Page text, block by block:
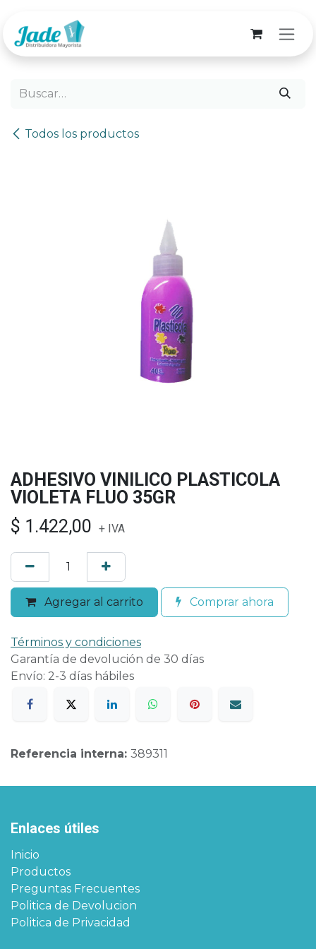
Todos los productos
ADHESIVO VINILICO PLASTICOLA
VIOLETA FLUO 35GR
$ 1.422,00 + IVA
Agregar al carrito Comprar ahora
Términos y condiciones
Garantía de devolución de 30 días
Envío: 2-3 días hábiles
Referencia interna: 389311
Enlaces útiles
Inicio
Productos
Preguntas Frecuentes
Politica de Devolucion
Politica de Privacidad